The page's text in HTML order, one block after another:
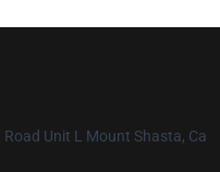
Unit L Mount Shasta, Ca